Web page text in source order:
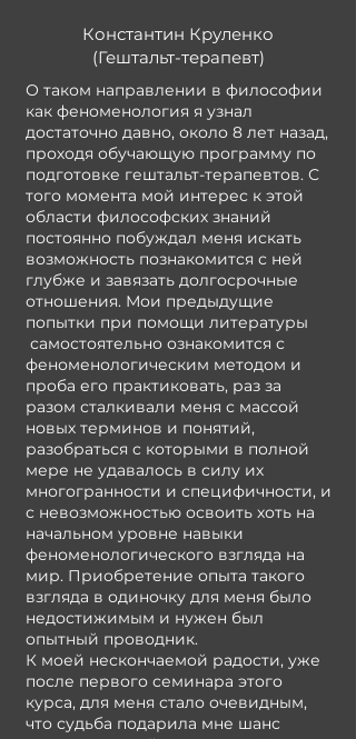
Константин Круленко
(Гештальт-терапевт)
О таком направлении в философии
как феноменология я узнал
достаточно давно, около 8 лет назад,
проходя обучающую программу по
подготовке гештальт-терапевтов. С
того момента мой интерес к этой
области философских знаний
постоянно побуждал меня искать
возможность познакомится с ней
глубже и завязать долгосрочные
отношения. Мои предыдущие
попытки при помощи литературы
самостоятельно ознакомится с
феноменологическим методом и
проба его практиковать, раз за
разом сталкивали меня с массой
новых терминов и понятий,
разобраться с которыми в полной
мере не удавалось в силу их
многогранности и специфичности, и
с невозможностью освоить хоть на
начальном уровне навыки
феноменологического взгляда на
мир. Приобретение опыта такого
взгляда в одиночку для меня было
недостижимым и нужен был
опытный проводник.
К моей нескончаемой радости, уже
после первого семинара этого
курса, для меня стало очевидным,
что судьба подарила мне шанс